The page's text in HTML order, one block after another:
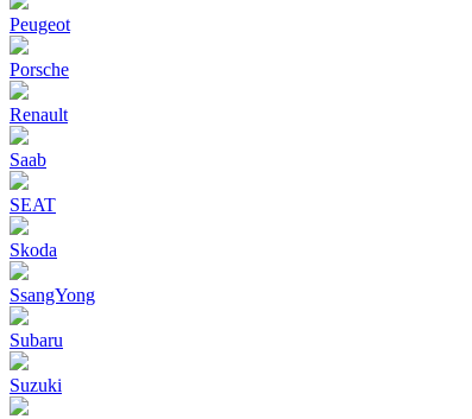
Peugeot
Porsche
Renault
Saab
SEAT
Skoda
SsangYong
Subaru
Suzuki